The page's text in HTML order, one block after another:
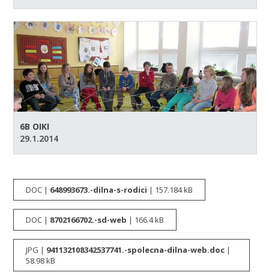
6B OIKI
29.1.2014
DOC | 648993673.-dilna-s-rodici | 157.184 kB
DOC | 8702166702.-sd-web | 166.4 kB
JPG | 941132108342537741.-spolecna-dilna-web.doc |
58.98 kB